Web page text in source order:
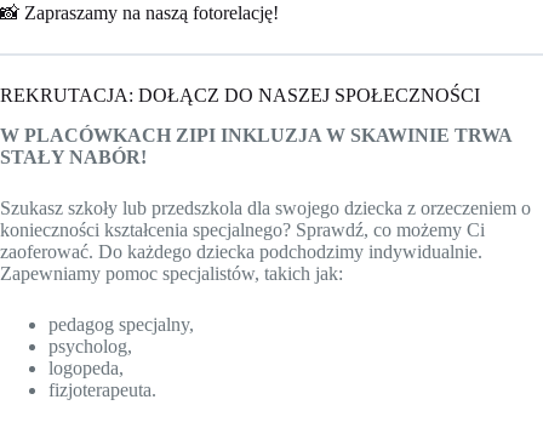
📸 Zapraszamy na naszą fotorelację!
REKRUTACJA: DOŁĄCZ DO NASZEJ SPOŁECZNOŚCI
W PLACÓWKACH ZIPI INKLUZJA W SKAWINIE TRWA
STAŁY NABÓR!
Szukasz szkoły lub przedszkola dla swojego dziecka z orzeczeniem o
konieczności kształcenia specjalnego? Sprawdź, co możemy Ci
zaoferować. Do każdego dziecka podchodzimy indywidualnie.
Zapewniamy pomoc specjalistów, takich jak:
pedagog specjalny,
psycholog,
logopeda,
fizjoterapeuta.